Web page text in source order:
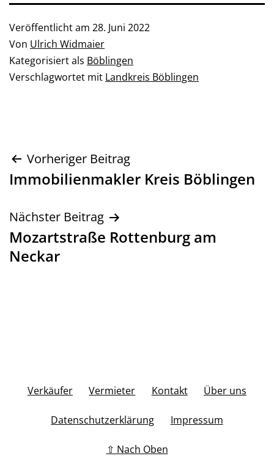
Veröffentlicht am 28. Juni 2022
Von Ulrich Widmaier
Kategorisiert als Böblingen
Verschlagwortet mit Landkreis Böblingen
Beitragsnavigation
Vorheriger Beitrag
Immobilienmakler Kreis Böblingen
Nächster Beitrag
Mozartstraße Rottenburg am
Neckar
Verkäufer Vermieter Kontakt Über uns
Datenschutzerklärung Impressum
⇧ Nach Oben